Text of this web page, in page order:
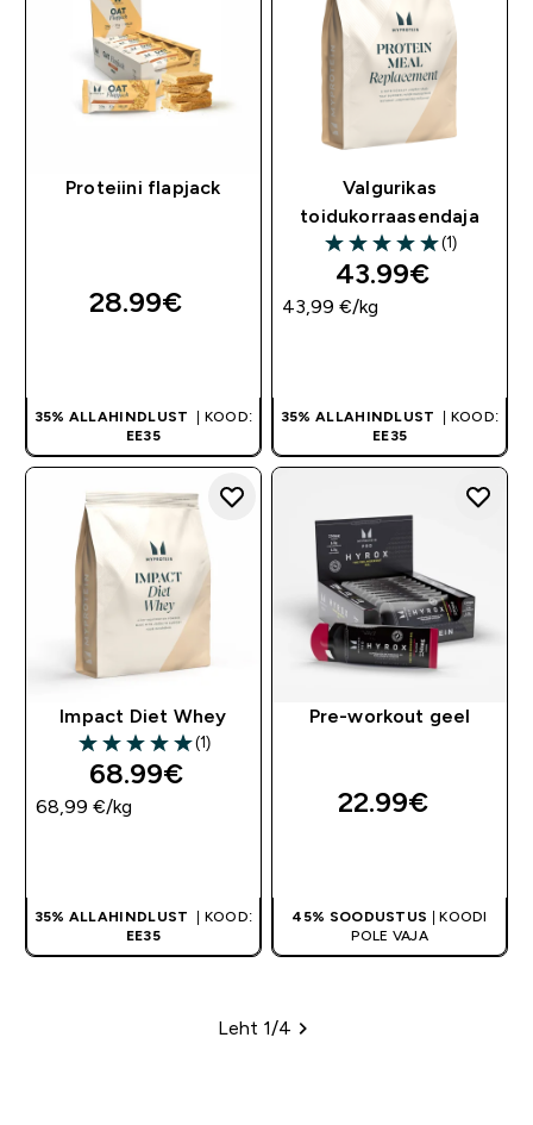
Proteiini flapjack
28.99€‎
35% ALLAHINDLUST
| KOOD:
EE35
Valgurikas
toidukorraasendaja
5 out of 5 stars
(1)
43.99€‎
43,99 €‎/kg
35% ALLAHINDLUST
| KOOD:
EE35
Impact Diet Whey
5 out of 5 stars
(1)
68.99€‎
68,99 €‎/kg
35% ALLAHINDLUST
| KOOD:
EE35
Pre-workout geel
22.99€‎
45% SOODUSTUS | KOODI
POLE VAJA
Leheküljed
Leht 1/4